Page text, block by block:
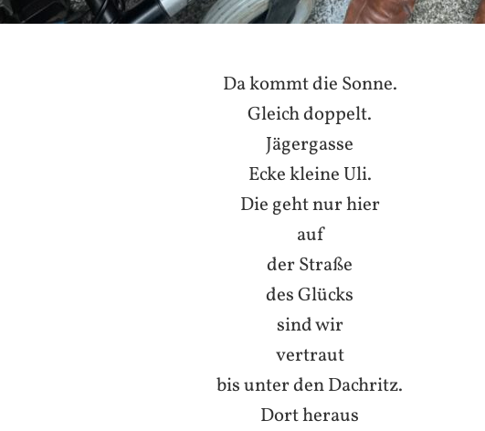
Da kommt die Sonne.
Gleich doppelt.
Jägergasse
Ecke kleine Uli.
Die geht nur hier
auf
der Straße
des Glücks
sind wir
vertraut
bis unter den Dachritz.
Dort heraus